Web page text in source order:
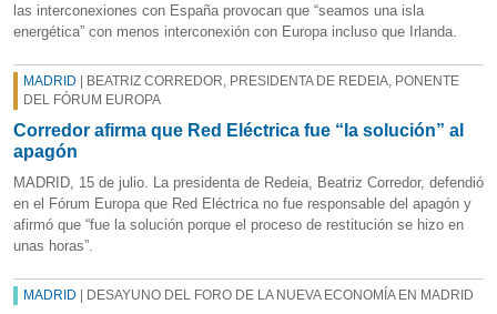
las interconexiones con España provocan que “seamos una isla
energética” con menos interconexión con Europa incluso que Irlanda.
MADRID | BEATRIZ CORREDOR, PRESIDENTA DE REDEIA, PONENTE
DEL FÓRUM EUROPA
Corredor afirma que Red Eléctrica fue “la solución” al
apagón
MADRID, 15 de julio. La presidenta de Redeia, Beatriz Corredor, defendió
en el Fórum Europa que Red Eléctrica no fue responsable del apagón y
afirmó que “fue la solución porque el proceso de restitución se hizo en
unas horas”.
MADRID | DESAYUNO DEL FORO DE LA NUEVA ECONOMÍA EN MADRID